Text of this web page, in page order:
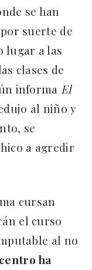
se han
suerte de
lugar a las
clases de
informa El
al niño y
se
a agredir
cursan
el curso
al no
ha